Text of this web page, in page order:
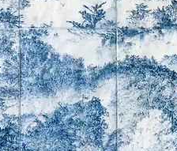
Carolina Baldoma